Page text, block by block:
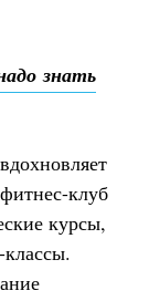
знать
клуб
курсы,